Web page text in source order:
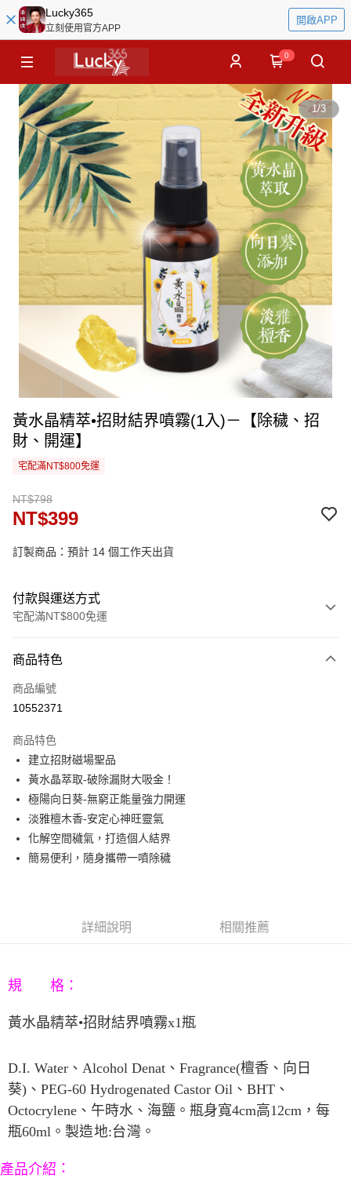
Lucky365
立刻使用官方APP
開啟APP
0
1/3
黃水晶精萃•招財結界噴霧(1入)－【除穢、招
財、開運】
宅配滿NT$800免運
NT$798
NT$399
訂製商品：預計 14 個工作天出貨
付款與運送方式
宅配滿NT$800免運
信用卡一次付款
信用卡分期付款
合作金庫商業銀行
華南商業銀行
上海商業儲蓄銀行
國泰世華商業銀行
臺灣中小企業銀行
匯豐（台灣）商業銀行
聯邦商業銀行
元大商業銀行
6 期 0 利率 每期
華南商業銀行
上海商業儲蓄銀行
國泰世華商業銀行
臺灣中小企業銀行
匯豐（台灣）商業銀行
台新國際商業銀行
中國信託商業銀行
台灣樂天信用卡公司
12 期 0 利率 每期
合作金庫商業銀行
上海商業儲蓄銀行
國泰世華商業銀行
臺灣中小企業銀行
玉山商業銀行
星展（台灣）商業銀行
LINE Pay
Apple Pay
街口支付
【關於「AFTEE先享後付」】
AFTEE先享後付是「在收到商品之後才付款」的支付方式。 讓您購物簡單
１．簡單：不需註冊會員、不需綁卡、不需儲值。
１．於結帳方式選擇「AFTEE先享後付」後，將跳轉至「AFTEE先享後付」
結帳頁面，進行簡訊認證並確認金額後，即可完成結帳。
２．訂單成立數日內，您將收到繳費通知簡訊。
３．收到繳費通知簡訊後14天內，點擊此簡訊中的連結，可透過四大超商／
※ 請注意：結帳手續完成當下不需立刻繳費，但若您需要取消訂單，請聯絡
購買商品的店家。未經商家同意取消之訂單仍視為有效，需透過AFTEE先享
ATM付款
運送方式
每筆NT$80，滿NT$800(含以上)免運費
商品特色
商品編號
10552371
商品特色
建立招財磁場聖品
黃水晶萃取-破除漏財大吸金！
極陽向日葵-無窮正能量強力開運
淡雅檀木香-安定心神旺靈氣
化解空間穢氣，打造個人結界
簡易便利，隨身攜帶一噴除穢
詳細說明 相關推薦
規 格：
黃水晶精萃•招財結界噴霧x1瓶
D.I. Water 、 Alcohol Denat 、 Fragrance(檀香、向日
葵) 、 PEG-60 Hydrogenated Castor Oil 、 BHT 、
Octocrylene 、午時水、海鹽。瓶身寬4cm高12cm ，每
瓶60ml 。 製造地:台灣。
產品介紹 ：